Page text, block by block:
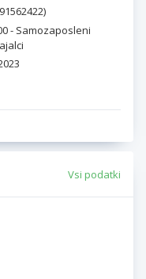
- Samozaposleni
Vsi podatki